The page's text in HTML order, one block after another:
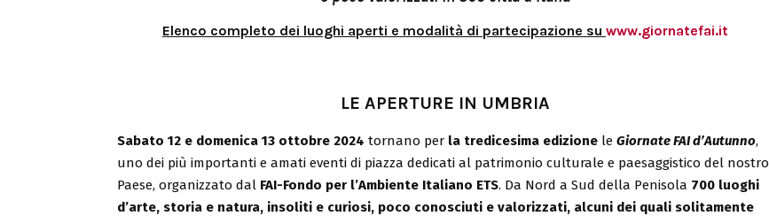
Elenco completo dei luoghi aperti e modalità di partecipazione su www.giornatefai.it
LE APERTURE IN UMBRIA
Sabato 12 e domenica 13 ottobre 2024 tornano per la tredicesima edizione le Giornate FAI d’Autunno,
uno dei più importanti e amati eventi di piazza dedicati al patrimonio culturale e paesaggistico del nostro
Paese, organizzato dal FAI-Fondo per l’Ambiente Italiano ETS. Da Nord a Sud della Penisola 700 luoghi
d’arte, storia e natura, insoliti e curiosi, poco conosciuti e valorizzati, alcuni dei quali solitamente